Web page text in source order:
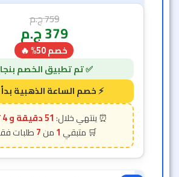
759ج.م
379ج.م
خصم 50% 🔥
51 دقيقة و 2 ثانية
1
7